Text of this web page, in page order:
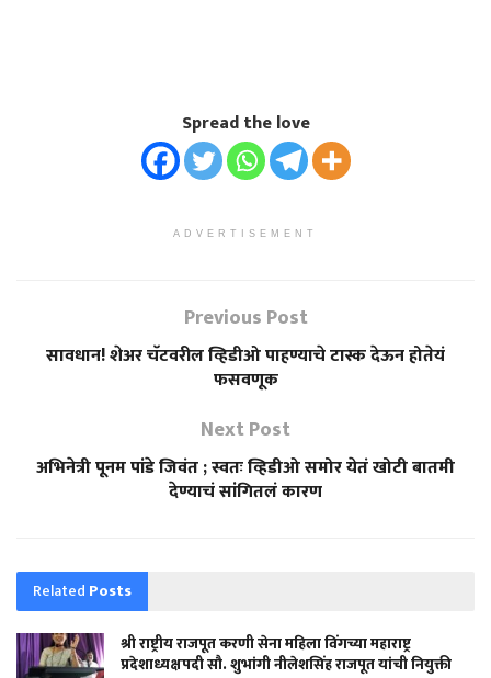
Spread the love
ADVERTISEMENT
Previous Post
सावधान! शेअर चॅटवरील व्हिडीओ पाहण्याचे टास्क देऊन होतेयं
फसवणूक
Next Post
अभिनेत्री पूनम पांडे जिवंत ; स्वतः व्हिडीओ समोर येतं खोटी बातमी
देण्याचं सांगितलं कारण
Related Posts
श्री राष्ट्रीय राजपूत करणी सेना महिला विंगच्या महाराष्ट्र
प्रदेशाध्यक्षपदी सौ. शुभांगी नीलेशसिंह राजपूत यांची नियुक्ती